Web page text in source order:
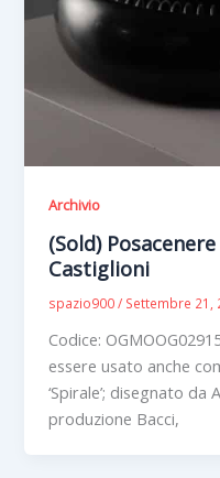
Archivio
(Sold)
Castiglioni
spazio900/ Settembre 21,
Codice:
essere usato anche
‘Spirale’; disegnato da
produzione Bacci,